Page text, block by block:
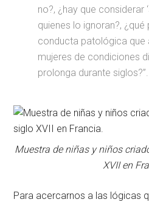
no?, ¿hay que considerar
quienes lo ignoran?, ¿qué
conducta patológica que
mujeres de condiciones
prolonga durante siglos?”.
Muestra de niñas y niños
XVII en
Para acercarnos a las lógicas